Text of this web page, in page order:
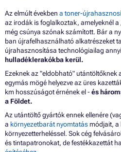
Az elmúlt években a toner-
az irodák is foglalkoztak, amelyeknél
még csúnya szónak számított. Bár a
ban újrafelhasználható alkatrészeket
újrahasznosítása technológiailag
hulladéklerakókba kerül.
Ezeknek az "eldobható" utántöltőknek
egymás mögé helyezve az üres
km hosszúságot érnének el -és
a Földet.
Az utántöltő gyártók ennek ellenére
a környezetbarát nyomtatás módjait, a
környezetterheléssel. Sok cég
és tintapatronokat, de festékkazettát